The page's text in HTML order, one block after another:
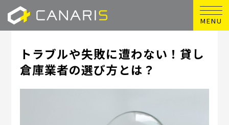
MENU
トラブルや失敗に遭わない！貸し
倉庫業者の選び方とは？